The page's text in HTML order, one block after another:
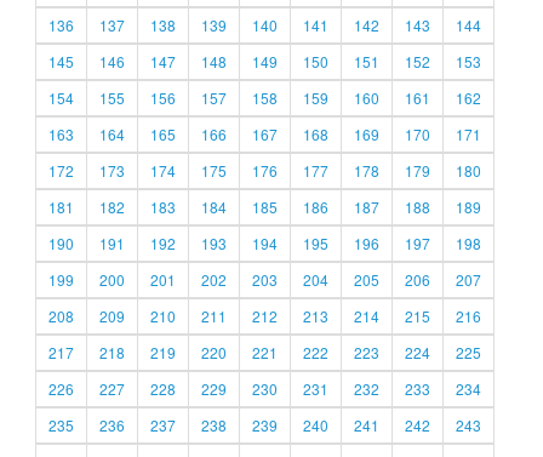
136
137 138 139 140 141 142 143
144
145
146 147 148 149 150 151 152
153
154
155 156 157 158 159 160 161
162
163
164 165 166 167 168 169 170
171
172
173 174 175 176 177 178 179
180
181
182 183 184 185 186 187 188
189
190
191 192 193 194 195 196 197
198
199
200 201 202 203 204 205 206
207
208
209 210 211 212 213 214 215
216
217
218 219 220 221 222 223 224
225
226
227 228 229 230 231 232 233
234
235
236 237 238 239 240 241 242
243